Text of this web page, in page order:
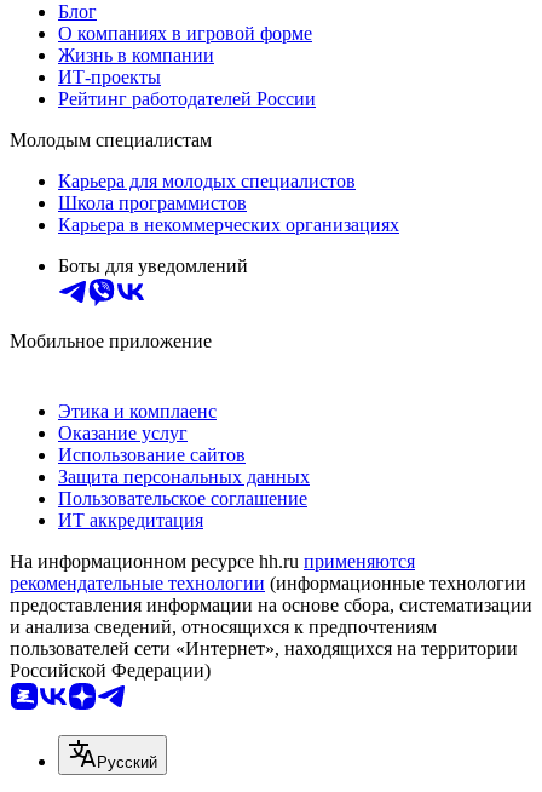
Блог
О компаниях в игровой форме
Жизнь в компании
ИТ-проекты
Рейтинг работодателей России
Молодым специалистам
Карьера для молодых специалистов
Школа программистов
Карьера в некоммерческих организациях
Боты для уведомлений
Мобильное приложение
Этика и комплаенс
Оказание услуг
Использование сайтов
Защита персональных данных
Пользовательское соглашение
ИТ аккредитация
На информационном ресурсе hh.ru применяются
рекомендательные технологии (информационные технологии
предоставления информации на основе сбора, систематизации
и анализа сведений, относящихся к предпочтениям
пользователей сети «Интернет», находящихся на территории
Российской Федерации)
Русский